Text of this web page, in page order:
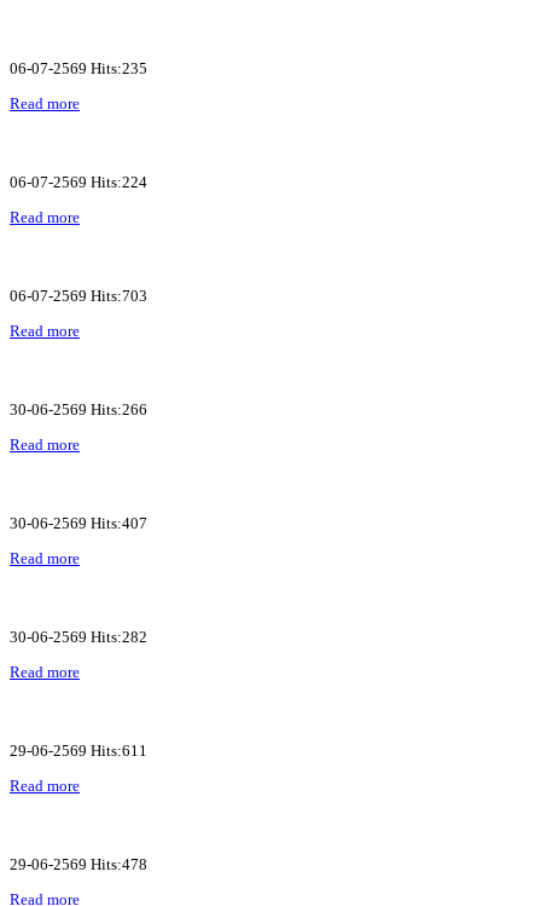
06-07-2569 Hits:235
Read more
06-07-2569 Hits:224
Read more
06-07-2569 Hits:703
Read more
30-06-2569 Hits:266
Read more
30-06-2569 Hits:407
Read more
30-06-2569 Hits:282
Read more
29-06-2569 Hits:611
Read more
29-06-2569 Hits:478
Read more